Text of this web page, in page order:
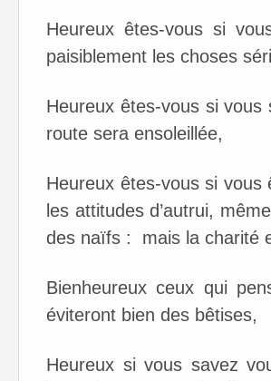
Heureux êtes-vous si
paisiblement les choses
Heureux êtes-vous si
route sera ensoleillée,
Heureux êtes-vous si vous
les attitudes d’autrui,
des naïfs : mais la charité
Bienheureux ceux qui
éviteront bien des bêtises,
Heureux si vous savez